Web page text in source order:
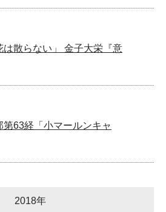
は散らない」 金子大栄『意
第63経「小マールンキャ
2018年